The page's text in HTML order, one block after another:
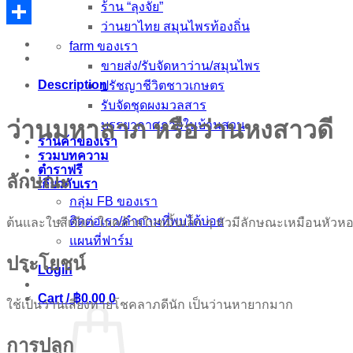
ร้าน “ลุงจัย”
ว่านยาไทย สมุนไพรท้องถิ่น
farm ของเรา
ขายส่ง/รับจัดหาว่าน/สมุนไพร
ปรัชญาชีวิตชาวเกษตร
รับจัดชุดผงมวลสาร
บรรยากาศภายในบ้านสวน
ร้านค้าของเรา
รวมบทความ
ตำราฟรี
เกี่ยวกับเรา
กลุ่ม FB ของเรา
ติดต่อเรา/คำถามที่พบได้บ่อย
แผนที่ฟาร์ม
Login
Cart /฿0.00 0
Email
Description
ว่านมหาลาภ หรือว่านหงสาวดี
ลักษณะ
ต้นและใบสีเขียว ใบคล้ายใบขมิ้นเล็ก ๆ หัวมีลักษณะเหมือนหัวห
ประโยชน์
ใช้เป็นว่านเสี่ยงทายโชคลาภดีนัก เป็นว่านหายากมาก
การปลูก